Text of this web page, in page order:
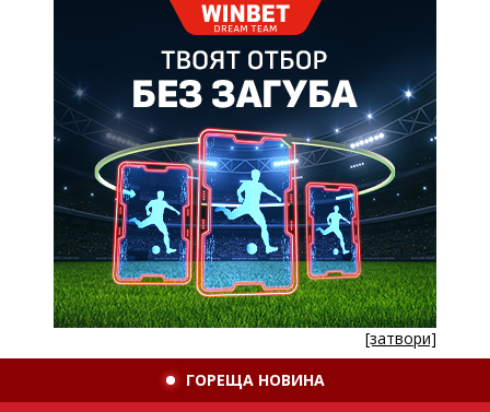
[затвори]
ГОРЕЩА НОВИНА